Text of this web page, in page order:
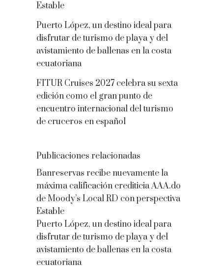
Estable
Puerto López, un destino ideal para
disfrutar de turismo de playa y del
avistamiento de ballenas en la costa
ecuatoriana
FITUR Cruises 2027 celebra su sexta
edición como el gran punto de
encuentro internacional del turismo
de cruceros en español
Publicaciones relacionadas
Banreservas recibe nuevamente la
máxima calificación crediticia AAA.do
de Moody’s Local RD con perspectiva
Estable
Puerto López, un destino ideal para
disfrutar de turismo de playa y del
avistamiento de ballenas en la costa
ecuatoriana